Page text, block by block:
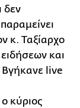
δεν
κ. Ταξίαρχο
και
live
κύριος